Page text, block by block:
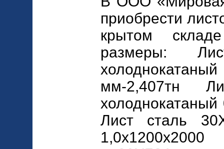
приобрести
крытом
размеры:
мм-2,407тн
Лист сталь